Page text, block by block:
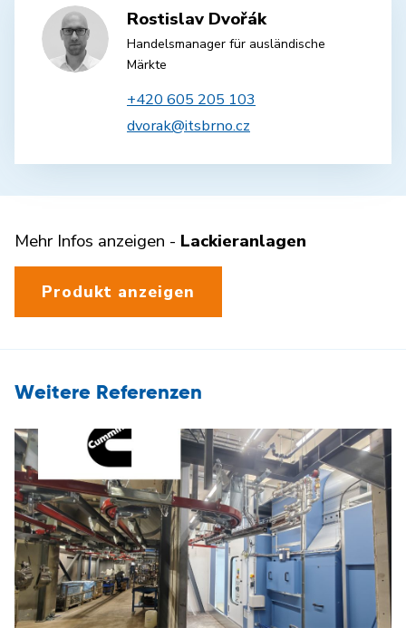
Rostislav Dvořák
Handelsmanager für ausländische
Märkte
+420 605 205 103
dvorak@itsbrno.cz
Mehr Infos anzeigen - Lackieranlagen
Produkt anzeigen
Weitere Referenzen